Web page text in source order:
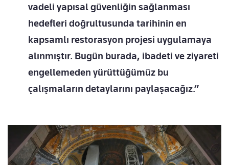
vadeli yapısal güvenliğin sağlanması
hedefleri doğrultusunda tarihinin en
kapsamlı restorasyon projesi uygulamaya
alınmıştır. Bugün burada, ibadeti ve ziyareti
engellemeden yürüttüğümüz bu
çalışmaların detaylarını paylaşacağız.”